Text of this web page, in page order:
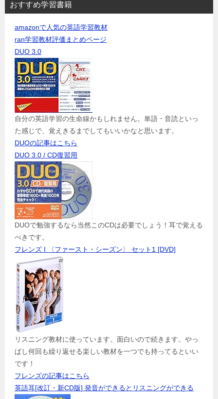
おすすめ学習書籍
amazonで人気の英語学習教材
ran学習教材評価まとめページ
DUO 3.0
自分の英語学習の生命線かもしれません。単語・音読といっ
た感じで、覚えきるまでしてもいいかなと思います。
DUOの記事はこちら
DUO 3.0 / CD復習用
DUOで勉強するなら当然このCDは必要でしょう！耳で覚える
べきです。
フレンズ I 〈ファースト・シーズン〉 セット1 [DVD]
リスニング教材に使っています。面白いので続きます。やっ
ぱし何回も繰り返せる楽しい教材を一つでも持ってるといい
です！
フレンズの記事はこちら
英語耳[改訂・新CD版] 発音ができるとリスニングができる